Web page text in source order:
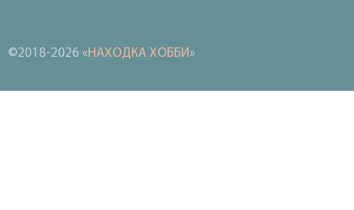
©2018-2026 «НАХОДКА ХОББИ»